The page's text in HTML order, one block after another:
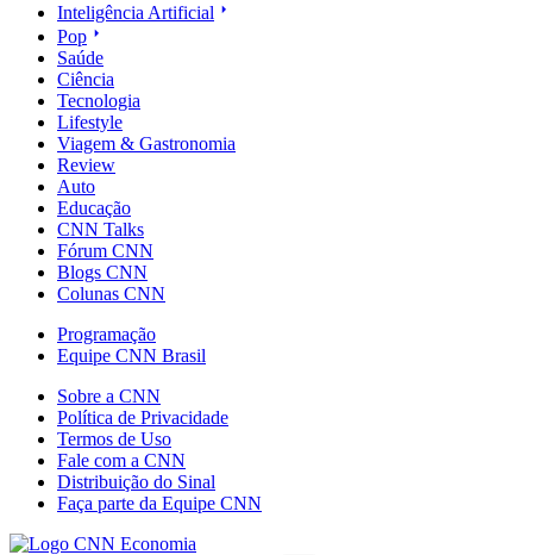
Inteligência Artificial
Pop
Saúde
Ciência
Tecnologia
Lifestyle
Viagem & Gastronomia
Review
Auto
Educação
CNN Talks
Fórum CNN
Blogs CNN
Colunas CNN
Programação
Equipe CNN Brasil
Sobre a CNN
Política de Privacidade
Termos de Uso
Fale com a CNN
Distribuição do Sinal
Faça parte da Equipe CNN